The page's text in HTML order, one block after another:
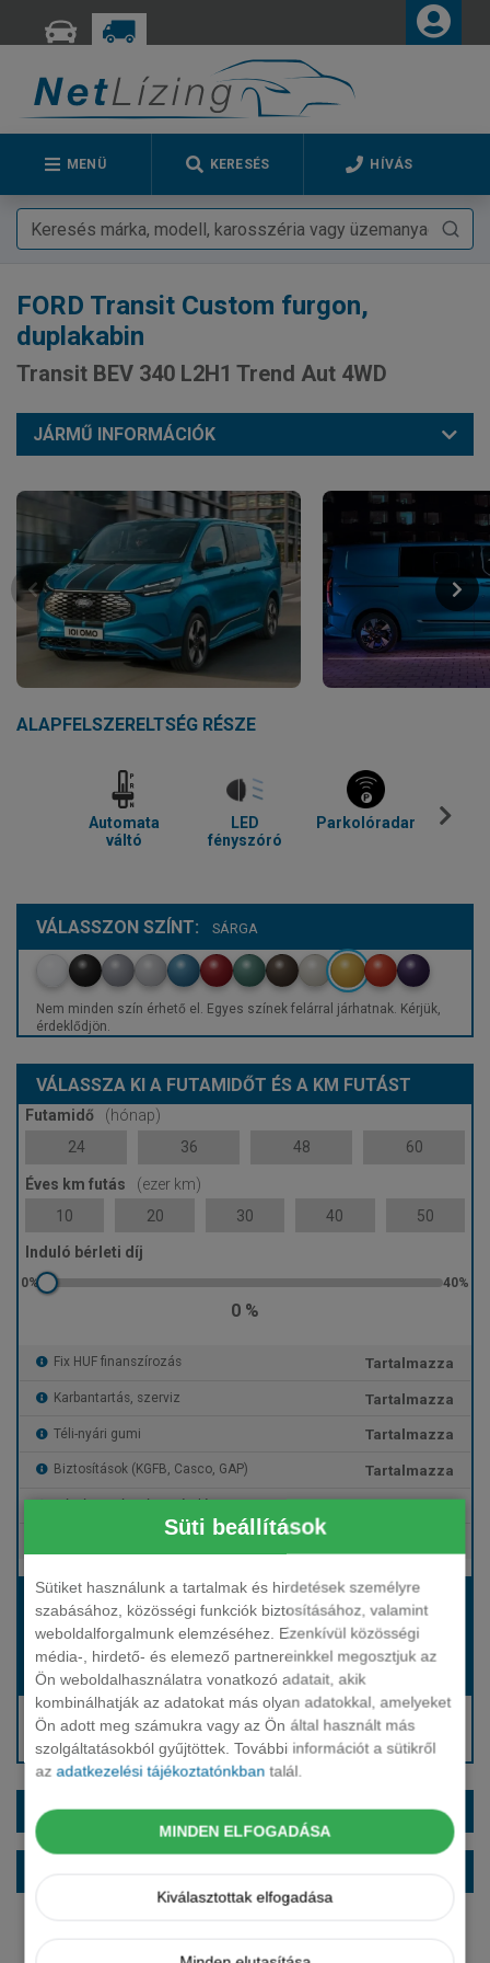
Süti beállítások
Sütiket használunk a tartalmak és hirdetések személyre
szabásához, közösségi funkciók biztosításához, valamint
weboldalforgalmunk elemzéséhez. Ezenkívül közösségi
média-, hirdető- és elemező partnereinkkel megosztjuk az
Ön weboldalhasználatra vonatkozó adatait, akik
kombinálhatják az adatokat más olyan adatokkal, amelyeket
Ön adott meg számukra vagy az Ön által használt más
szolgáltatásokból gyűjtöttek. További információt a sütikről
azadatkezelési tájékoztatónkban talál.
MINDEN ELFOGADÁSA
Kiválasztottak elfogadása
MENÜ KERESÉS HÍVÁS
FORD Transit Custom furgon,
duplakabin
Transit BEV 340 L2H1 Trend Aut 4WD
JÁRMŰ INFORMÁCIÓK
ALAPFELSZERELTSÉG RÉSZE
Automata
váltó
LED
fényszóró
Parkolóradar
VÁLASSZON SZÍNT: SÁRGA
Nem minden szín érhető el. Egyes színek felárral járhatnak. Kérjük,
érdeklődjön.
VÁLASSZA KI A FUTAMIDŐT ÉS A KM FUTÁST
Futamidő
(hónap)
24
36 48 60
Éves km futás
(ezer km)
10
20 30 40 50
Induló bérleti díj
0 %
Fix HUF finanszírozás Tartalmazza
Karbantartás, szerviz Tartalmazza
Téli-nyári gumi Tartalmazza
Biztosítások (KGFB, Casco, GAP) Tartalmazza
Gépjármű- és cégautóadó Tartalmazza
Bérleti díj:
Hívjon bennünket!
Induló bérleti díj: Hívjon bennünket!
Hívjon: +36 1 888 0088
Kérjen visszahívást!
EXTRÁK ÉS SZÍNEK